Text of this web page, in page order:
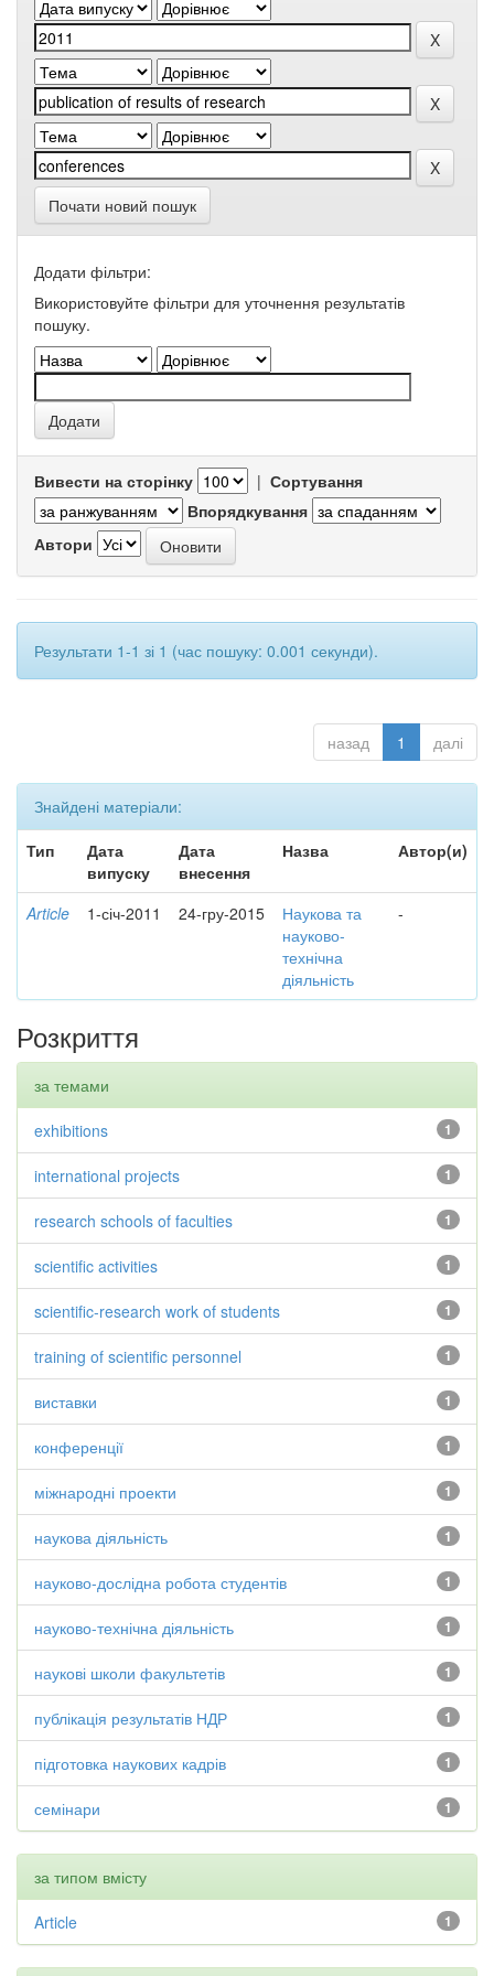
Почати новий пошук
Додати фільтри:
Використовуйте фільтри для уточнення результатів
пошуку.
Вивести на сторінку | Сортування
Впорядкування
Автори
Результати 1-1 зі 1 (час пошуку: 0.001 секунди).
назад 1 далі
Знайдені матеріали:
Тип
Дата
випуску
Дата
внесення
Назва Автор(и)
Article 1-січ-2011 24-гру-2015
Наукова та
науково-
технічна
діяльність
-
Розкриття
за темами
1
exhibitions
1
international projects
1
research schools of faculties
1
scientific activities
1
scientific-research work of students
1
training of scientific personnel
1
виставки
1
конференції
1
міжнародні проекти
1
наукова діяльність
1
науково-дослідна робота студентів
1
науково-технічна діяльність
1
наукові школи факультетів
1
публікація результатів НДР
1
підготовка наукових кадрів
1
семінари
за типом вмісту
1
Article